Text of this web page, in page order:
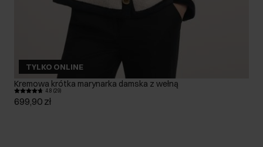
TYLKO ONLINE
Kremowa krótka marynarka damska z wełną
4.8 (29)
699,90 zł